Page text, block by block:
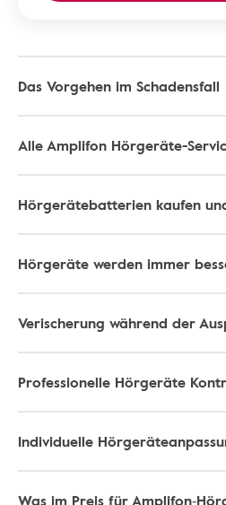
Das Vorgehen im Schadensfall
Alle Amplifon Hörgeräte-
Hörgerätebatterien kaufen
Hörgeräte werden immer
Verischerung während der
Professionelle Hörgeräte
Individuelle
Was im Preis für